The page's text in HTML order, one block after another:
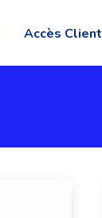
Accès Client